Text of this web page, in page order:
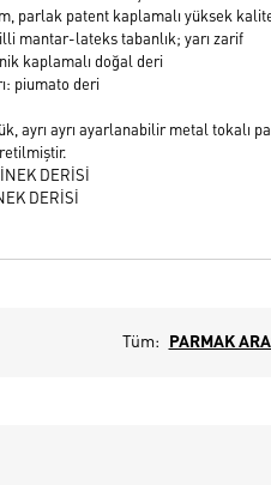
parlak patent kaplamalı yüksek
mantar-lateks tabanlık; yarı zarif
kaplamalı doğal deri
piumato deri
ayrı ayrı ayarlanabilir metal tokalı
DERİSİ
DERİSİ
Tüm: PARMAK